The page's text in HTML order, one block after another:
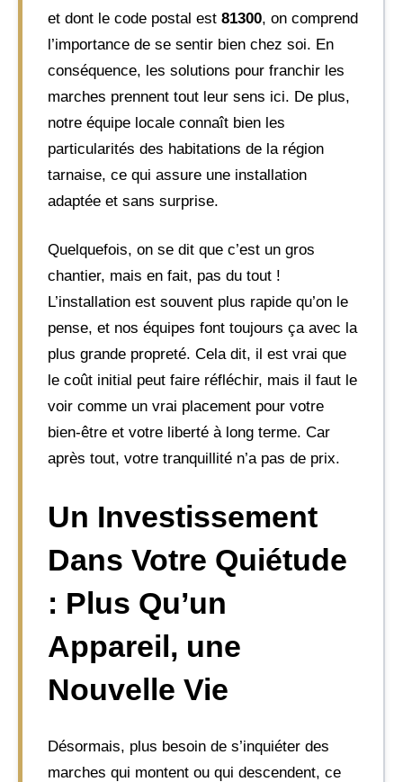
et dont le code postal est 81300, on comprend
l’importance de se sentir bien chez soi. En
conséquence, les solutions pour franchir les
marches prennent tout leur sens ici. De plus,
notre équipe locale connaît bien les
particularités des habitations de la région
tarnaise, ce qui assure une installation
adaptée et sans surprise.
Quelquefois, on se dit que c’est un gros
chantier, mais en fait, pas du tout !
L’installation est souvent plus rapide qu’on le
pense, et nos équipes font toujours ça avec la
plus grande propreté. Cela dit, il est vrai que
le coût initial peut faire réfléchir, mais il faut le
voir comme un vrai placement pour votre
bien-être et votre liberté à long terme. Car
après tout, votre tranquillité n’a pas de prix.
Un Investissement
Dans Votre Quiétude
: Plus Qu’un
Appareil, une
Nouvelle Vie
Désormais, plus besoin de s’inquiéter des
marches qui montent ou qui descendent, ce